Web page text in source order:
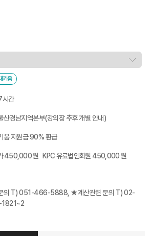
키움
시간
산경남지역본부(강의장 추후 개별 안내)
움 지원금 90% 환급
450,000 원 KPC 유료법인회원 450,000 원
의 T) 051-466-5888, ★계산관련 문의 T) 02-